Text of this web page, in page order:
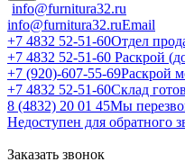
info@furnitura32.ru
info@furnitura32.ruEmail
+7 4832 52-51-60Отдел
+7 4832 52-51-60 Раскрой
+7 (920)-607-55-69Раскрой
+7 4832 52-51-60Склад
8 (4832) 20 01 45Мы
Недоступен для обратного
Заказать звонок